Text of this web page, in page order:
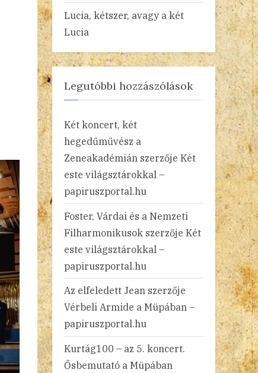
Lucia, kétszer, avagy a két
Lucia
Legutóbbi hozzászólások
Két koncert, két
hegedűművész a
Zeneakadémián szerzője Két
este világsztárokkal –
papiruszportal.hu
Foster, Várdai és a Nemzeti
Filharmonikusok szerzője Két
este világsztárokkal –
papiruszportal.hu
Az elfeledett Jean szerzője
Vérbeli Armide a Müpában –
papiruszportal.hu
Kurtág100 – az 5. koncert.
Ősbemutató a Müpában